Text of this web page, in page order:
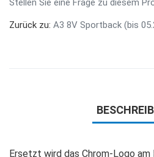
Stellen Sie eine Frage zu diesem
Zurück zu: A3 8V Sportback (bis
Ersetzt wird das Chrom-Logo am